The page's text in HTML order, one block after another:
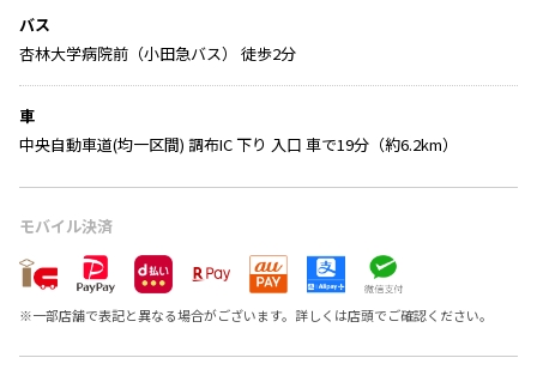
バス
杏林大学病院前（小田急バス） 徒歩2分
車
中央自動車道(均一区間) 調布IC 下り 入口 車で19分（約6.2km）
モバイル決済
※一部店舗で表記と異なる場合がございます。詳しくは店頭でご確認ください。